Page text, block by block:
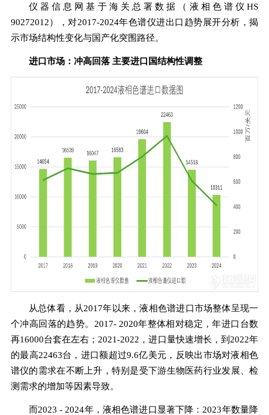
仪器信息网基于海关总署数据（液相色谱仪HS
90272012），对2017-2024年色谱仪进出口趋势展开分析，揭
示市场结构性变化与国产化突围路径。
进口市场：冲高回落 主要进口国结构性调整
从总体看，从2017年以来，液相色谱进口市场整体呈现一
个冲高回落的趋势。2017- 2020年整体相对稳定，年进口台数
再16000台套在左右；2021-2022，进口量快速增长，到2022年
的最高22463台，进口额超过9.6亿美元，反映出市场对液相色
谱仪的需求在不断上升，特别是受下游生物医药行业发展、检
测需求的增加等因素导致。
而2023 - 2024年，液相色谱进口显著下降：2023年数量降